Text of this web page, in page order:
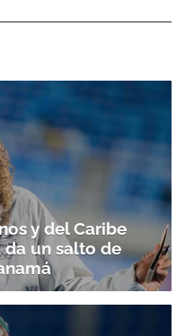
y del Caribe
da un salto de